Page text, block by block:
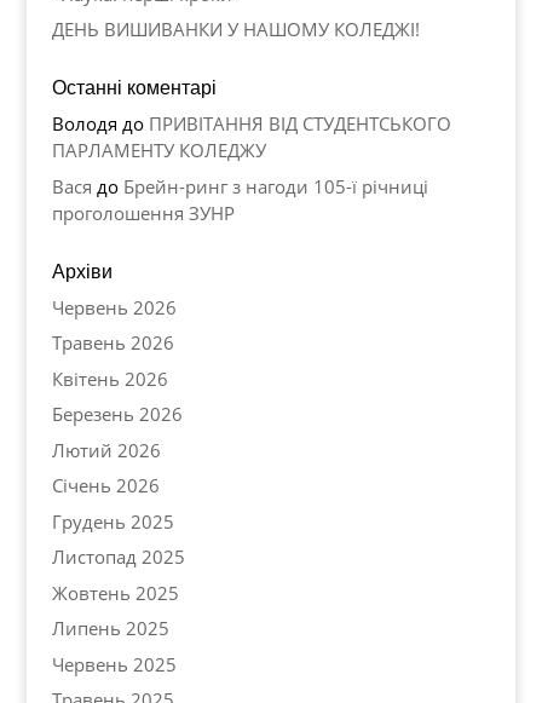
ДЕНЬ ВИШИВАНКИ У НАШОМУ КОЛЕДЖІ!
Останні коментарі
Володя до ПРИВІТАННЯ ВІД СТУДЕНТСЬКОГО
ПАРЛАМЕНТУ КОЛЕДЖУ
Вася до Брейн-ринг з нагоди 105-ї річниці
проголошення ЗУНР
Архіви
Червень 2026
Травень 2026
Квітень 2026
Березень 2026
Лютий 2026
Січень 2026
Грудень 2025
Листопад 2025
Жовтень 2025
Липень 2025
Червень 2025